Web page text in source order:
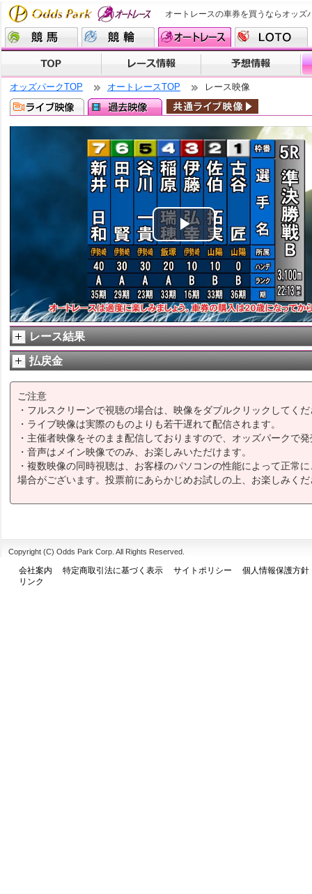
オートレースの車券を買うならオッズ
オッズパークTOP オートレースTOP レース映像
Play
Video
レース結果
払戻金
ご注意
・フルスクリーンで視聴の場合は、映像をダブルクリックしてく
・ライブ映像は実際のものよりも若干遅れて配信されます。
・主催者映像をそのまま配信しておりますので、オッズパークで
・音声はメイン映像でのみ、お楽しみいただけます。
・複数映像の同時視聴は、お客様のパソコンの性能によって正常
場合がございます。投票前にあらかじめお試しの上、お楽しみく
Copyright (C) Odds Park Corp. All Rights Reserved.
会社案内 特定商取引法に基づく表示 サイトポリシー
個人情報保護方針
リンク